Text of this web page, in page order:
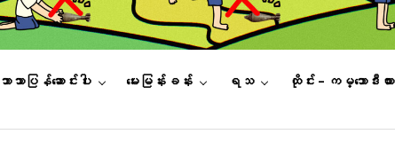
ဘာသာပြန်ဆောင်းပါး မေးမြန်းခန်း ရသ ထိုင်း – ကမ္ဘောဒီးယား